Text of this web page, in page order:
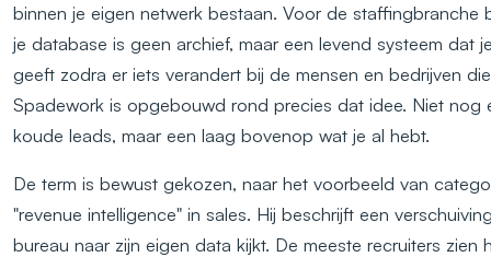
binnen je eigen netwerk bestaan. Voor de staffingbranche
je database is geen archief, maar een levend systeem dat
geeft zodra er iets verandert bij de mensen en bedrijven
Spadework is opgebouwd rond precies dat idee. Niet nog
koude leads, maar een laag bovenop wat je al hebt.
De term is bewust gekozen, naar het voorbeeld van
"revenue intelligence" in sales. Hij beschrijft een
bureau naar zijn eigen data kijkt. De meeste recruiters zien